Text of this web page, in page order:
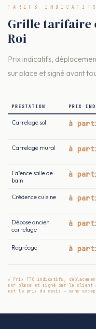
TARIFS INDICATIFS
Grille tarifaire
Roi
Prix indicatifs,
sur place et signé avant
PRESTATION PRIX
Carrelage sol à
Carrelage mural à
Faïence salle de
bain
à
Crédence cuisine à
Dépose ancien
carrelage
à
Ragréage à
* Prix TTC indicatifs,
sur place et signé par le client
est le prix du devis — sans